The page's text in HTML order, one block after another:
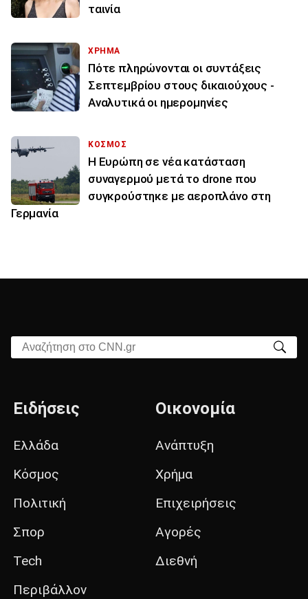
ταινία
ΧΡΗΜΑ
Πότε πληρώνονται οι συντάξεις
Σεπτεμβρίου στους δικαιούχους -
Αναλυτικά οι ημερομηνίες
ΚΟΣΜΟΣ
Η Ευρώπη σε νέα κατάσταση
συναγερμού μετά το drone που
συγκρούστηκε με αεροπλάνο στη
Γερμανία
Αναζήτηση στο CNN.gr
Ειδήσεις
Ελλάδα
Κόσμος
Πολιτική
Σπορ
Tech
Περιβάλλον
Οικονομία
Ανάπτυξη
Χρήμα
Επιχειρήσεις
Αγορές
Διεθνή